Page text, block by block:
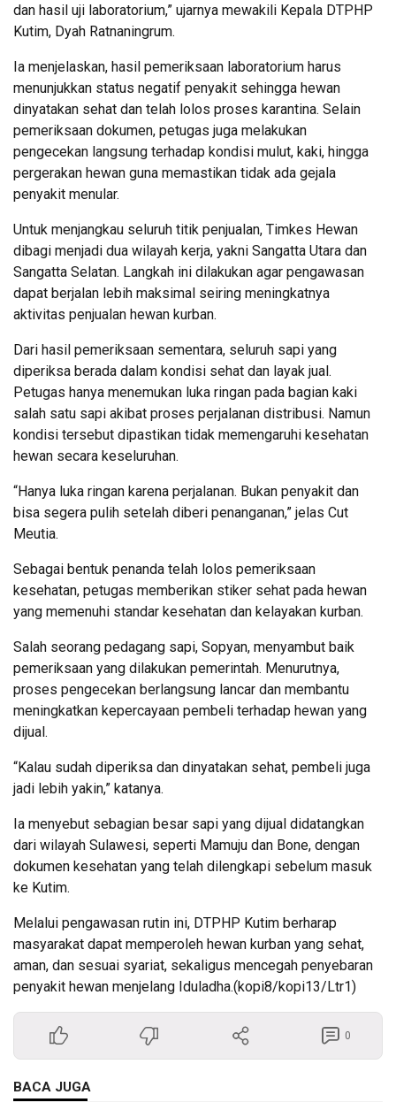
dan hasil uji laboratorium,” ujarnya mewakili Kepala DTPHP
Kutim, Dyah Ratnaningrum.
Ia menjelaskan, hasil pemeriksaan laboratorium harus
menunjukkan status negatif penyakit sehingga hewan
dinyatakan sehat dan telah lolos proses karantina. Selain
pemeriksaan dokumen, petugas juga melakukan
pengecekan langsung terhadap kondisi mulut, kaki, hingga
pergerakan hewan guna memastikan tidak ada gejala
penyakit menular.
Untuk menjangkau seluruh titik penjualan, Timkes Hewan
dibagi menjadi dua wilayah kerja, yakni Sangatta Utara dan
Sangatta Selatan. Langkah ini dilakukan agar pengawasan
dapat berjalan lebih maksimal seiring meningkatnya
aktivitas penjualan hewan kurban.
Dari hasil pemeriksaan sementara, seluruh sapi yang
diperiksa berada dalam kondisi sehat dan layak jual.
Petugas hanya menemukan luka ringan pada bagian kaki
salah satu sapi akibat proses perjalanan distribusi. Namun
kondisi tersebut dipastikan tidak memengaruhi kesehatan
hewan secara keseluruhan.
“Hanya luka ringan karena perjalanan. Bukan penyakit dan
bisa segera pulih setelah diberi penanganan,” jelas Cut
Meutia.
Sebagai bentuk penanda telah lolos pemeriksaan
kesehatan, petugas memberikan stiker sehat pada hewan
yang memenuhi standar kesehatan dan kelayakan kurban.
Salah seorang pedagang sapi, Sopyan, menyambut baik
pemeriksaan yang dilakukan pemerintah. Menurutnya,
proses pengecekan berlangsung lancar dan membantu
meningkatkan kepercayaan pembeli terhadap hewan yang
dijual.
“Kalau sudah diperiksa dan dinyatakan sehat, pembeli juga
jadi lebih yakin,” katanya.
Ia menyebut sebagian besar sapi yang dijual didatangkan
dari wilayah Sulawesi, seperti Mamuju dan Bone, dengan
dokumen kesehatan yang telah dilengkapi sebelum masuk
ke Kutim.
Melalui pengawasan rutin ini, DTPHP Kutim berharap
masyarakat dapat memperoleh hewan kurban yang sehat,
aman, dan sesuai syariat, sekaligus mencegah penyebaran
penyakit hewan menjelang Iduladha.(kopi8/kopi13/Ltr1)
0
BACA JUGA